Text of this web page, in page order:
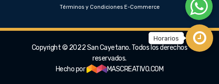
Términos y Condiciones E-Commerce
Copyright © 2022 San Cayetano. Todos los derechos
reservados.
Hecho por
MASCREATIVO.COM